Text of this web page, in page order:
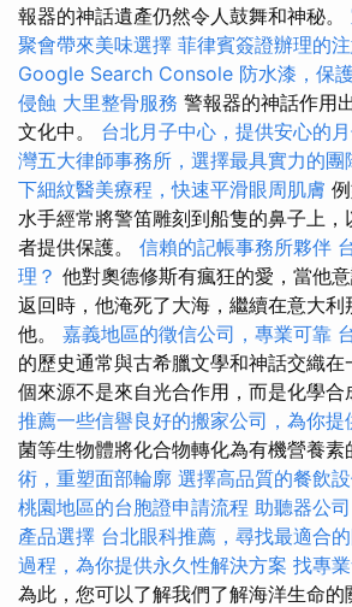
報器的神話遺產仍然令人鼓舞和神秘。
聚會帶來美味選擇 菲律賓簽證辦理的
Google Search Console 防水漆，保
侵蝕 大里整骨服務 警報器的神話作用
文化中。 台北月子中心，提供安心的
灣五大律師事務所，選擇最具實力的團
下細紋醫美療程，快速平滑眼周肌膚
水手經常將警笛雕刻到船隻的鼻子上
者提供保護。 信賴的記帳事務所夥伴
理？ 他對奧德修斯有瘋狂的愛，當他
返回時，他淹死了大海，繼續在意大利
他。 嘉義地區的徵信公司，專業可靠
的歷史通常與古希臘文學和神話交織
個來源不是來自光合作用，而是化學合
推薦一些信譽良好的搬家公司，為你提
菌等生物體將化合物轉化為有機營養素
術，重塑面部輪廓 選擇高品質的餐飲
桃園地區的台胞證申請流程 助聽器公
產品選擇 台北眼科推薦，尋找最適合
過程，為你提供永久性解決方案 找專
為此，您可以了解我們了解海洋生命的